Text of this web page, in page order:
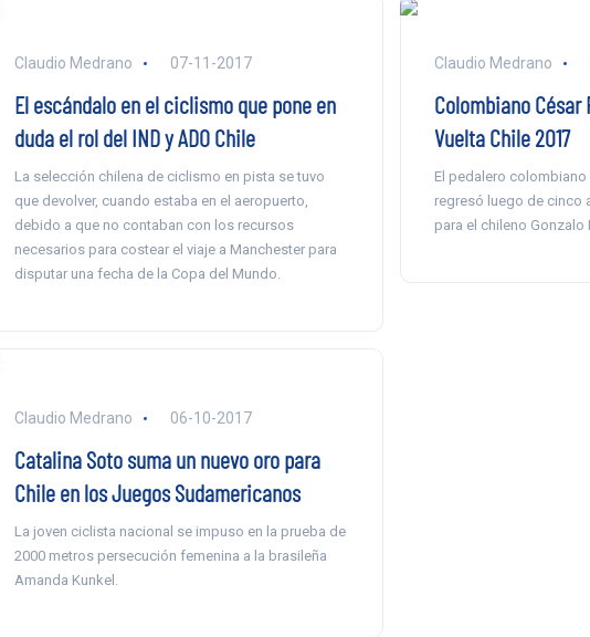
Claudio Medrano 07-11-2017
El escándalo en el ciclismo que pone en
duda el rol del IND y ADO Chile
La selección chilena de ciclismo en pista se tuvo
que devolver, cuando estaba en el aeropuerto,
debido a que no contaban con los recursos
necesarios para costear el viaje a Manchester para
disputar una fecha de la Copa del Mundo.
Claudio Medrano
Colombiano César
Vuelta Chile 2017
El pedalero
regresó luego de cinco
para el chileno Gonzalo
Claudio Medrano 06-10-2017
Catalina Soto suma un nuevo oro para
Chile en los Juegos Sudamericanos
La joven ciclista nacional se impuso en la prueba de
2000 metros persecución femenina a la brasileña
Amanda Kunkel.